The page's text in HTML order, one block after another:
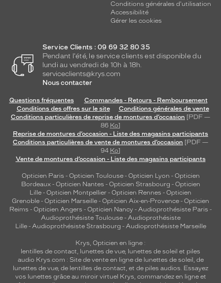
Conditions générales d'utilisation
Accessibilité
Gérer les cookies
Service Clients : 09 69 32 80 35
Pendant l'été, le service clients est disponible du
lundi au vendredi de 10h à 18h.
serviceclients@krys.com
Nous contacter
Questions fréquentes
Commandes - Retours - Remboursement
Conditions des offres sur le site
Conditions générales de vente
Conditions particulières de reprise de montures d’occasion [PDF —
86 Ko]
Reprise de montures d’occasion - Liste des magasins participants
Conditions particulières de vente de montures d’occasion [PDF —
94 Ko]
Vente de montures d’occasion - Liste des magasins participants
Opticien Paris - Opticien Toulouse- Opticien Lyon - Opticien
Bordeaux- Opticien Nantes - Opticien Strasbourg - Opticien
Lille - Opticien Montpellier - Opticien Rennes - Opticien
Grenoble - Opticien Marseille - Opticien Aix-en-Provence - Opticien
Reims - Opticien Angers - Opticien Nancy - Audioprothésiste Paris -
Audioprothésiste Toulouse- Audioprothésiste
Lille- Audioprothésiste Strasbourg - Audioprothésiste Marseille
Krys, Opticien en ligne :
lentilles de contact, lunettes de vue, lunettes de soleil et piles
audio Krys.com : Site de vente en ligne de lunettes de soleil, de
lunettes de vue, de lentilles de contact, et de piles audios. Essayez
vos lunettes grâce au miroir virtuel Krys, commandez en ligne et